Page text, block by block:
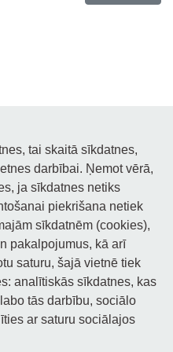
tai skaitā sīkdatnes,
darbībai. Ņemot vērā,
ja sīkdatnes netiks
piekrišana netiek
sīkdatnēm (cookies),
pakalpojumus, kā arī
saturu, šajā vietnē tiek
analītiskās sīkdatnes, kas
tās darbību, sociālo
ar saturu sociālajos